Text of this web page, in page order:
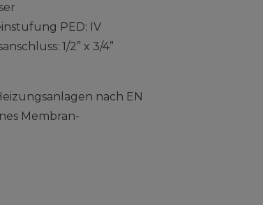
PED: IV
1/2” x 3/4”
nach EN
Membran-